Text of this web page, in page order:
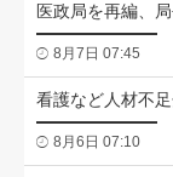
医政局を再編、
8月7日 07:45
看護など人材不
8月6日 07:10